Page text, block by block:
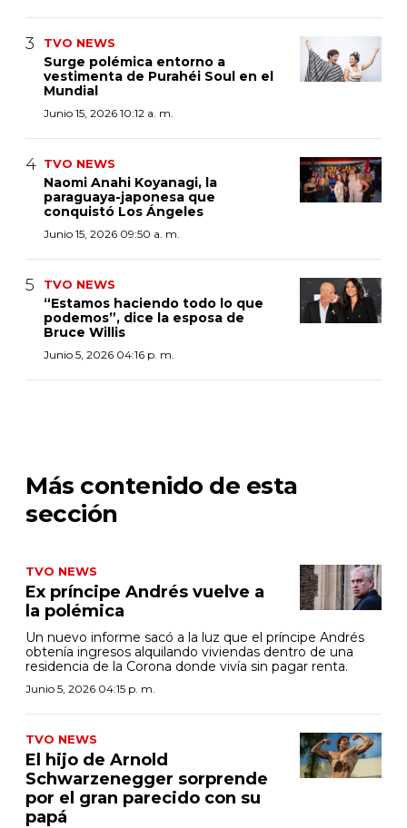
TVO NEWS
Surge polémica entorno a
vestimenta de Purahéi Soul en el
Mundial
Junio 15, 2026 10:12 a. m.
TVO NEWS
Naomi Anahi Koyanagi, la
paraguaya-japonesa que
conquistó Los Ángeles
Junio 15, 2026 09:50 a. m.
TVO NEWS
“Estamos haciendo todo lo que
podemos”, dice la esposa de
Bruce Willis
Junio 5, 2026 04:16 p. m.
Más contenido de esta
sección
TVO NEWS
Ex príncipe Andrés vuelve a
la polémica
Un nuevo informe sacó a la luz que el príncipe Andrés
obtenía ingresos alquilando viviendas dentro de una
residencia de la Corona donde vivía sin pagar renta.
Junio 5, 2026 04:15 p. m.
TVO NEWS
El hijo de Arnold
Schwarzenegger sorprende
por el gran parecido con su
papá